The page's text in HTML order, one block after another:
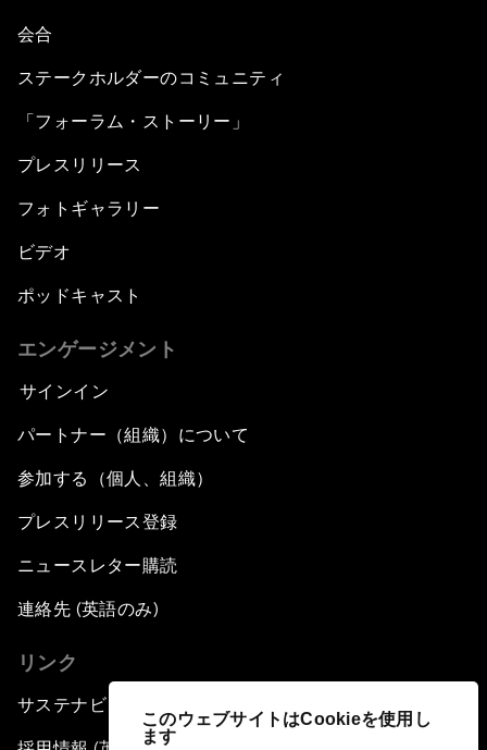
このウェブサイトはCookieを使用し
ます
会合
ステークホルダーのコミュニティ
「フォーラム・ストーリー」
プレスリリース
フォトギャラリー
ビデオ
ポッドキャスト
エンゲージメント
サインイン
パートナー（組織）について
参加する（個人、組織）
プレスリリース登録
ニュースレター購読
連絡先 (英語のみ)
リンク
サステナビリティへの取り組み